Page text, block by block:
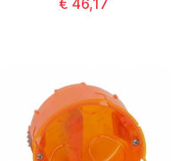
€ 46,17